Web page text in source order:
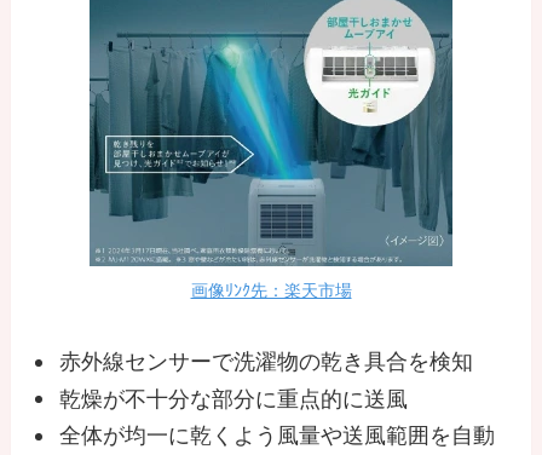
画像ﾘﾝｸ先：楽天市場
赤外線センサーで洗濯物の乾き具合を検知
乾燥が不十分な部分に重点的に送風
全体が均一に乾くよう風量や送風範囲を自動